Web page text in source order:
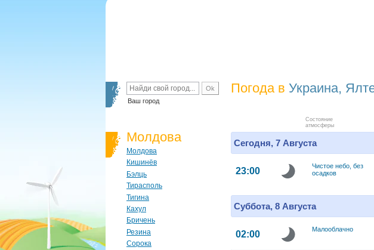
Ваш город
Молдова
Молдова
Кишинёв
Бэлць
Тирасполь
Тигина
Кахул
Бричень
Резина
Сорока
Погода в Украина,
Состояние
атмосферы
Сегодня, 7 Августа
23:00
Чистое небо, без
осадков
Суббота, 8 Августа
02:00 Малооблачно